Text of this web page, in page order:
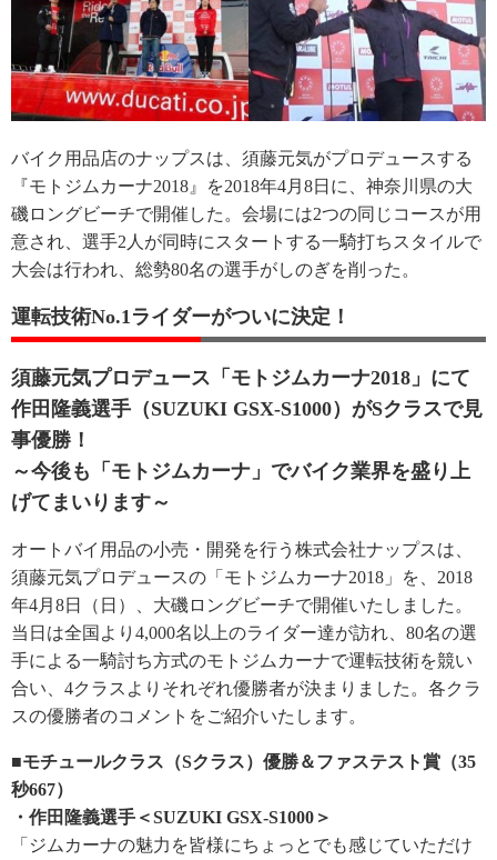
バイク用品店のナップスは、須藤元気がプロデュースする
『モトジムカーナ2018』を2018年4月8日に、神奈川県の大
磯ロングビーチで開催した。会場には2つの同じコースが用
意され、選手2人が同時にスタートする一騎打ちスタイルで
大会は行われ、総勢80名の選手がしのぎを削った。
運転技術No.1ライダーがついに決定！
須藤元気プロデュース「モトジムカーナ2018」にて
作田隆義選手（SUZUKI GSX-S1000）がSクラスで見
事優勝！
～今後も「モトジムカーナ」でバイク業界を盛り上
げてまいります～
オートバイ用品の小売・開発を行う株式会社ナップスは、
須藤元気プロデュースの「モトジムカーナ2018」を、2018
年4月8日（日）、大磯ロングビーチで開催いたしました。
当日は全国より4,000名以上のライダー達が訪れ、80名の選
手による一騎討ち方式のモトジムカーナで運転技術を競い
合い、4クラスよりそれぞれ優勝者が決まりました。各クラ
スの優勝者のコメントをご紹介いたします。
■モチュールクラス（Sクラス）優勝＆ファステスト賞（35
秒667）
・作田隆義選手＜SUZUKI GSX-S1000＞
「ジムカーナの魅力を皆様にちょっとでも感じていただけ